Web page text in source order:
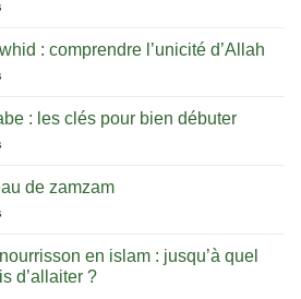
d’arabe
pour
dans
: comprendre l’unicité d’Allah
notion
comprendre
: les clés pour bien débuter
l’arabe
pour
bien
de zamzam
l’eau
de
en islam : jusqu’à quel
d’allaiter ?